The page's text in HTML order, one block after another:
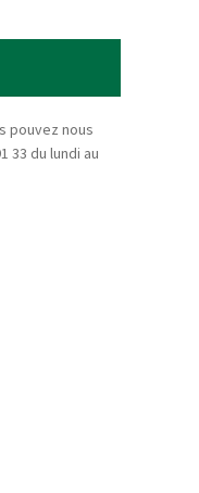
pouvez nous
33 du lundi au